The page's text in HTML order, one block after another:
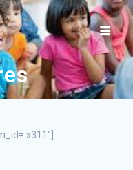
»311″]